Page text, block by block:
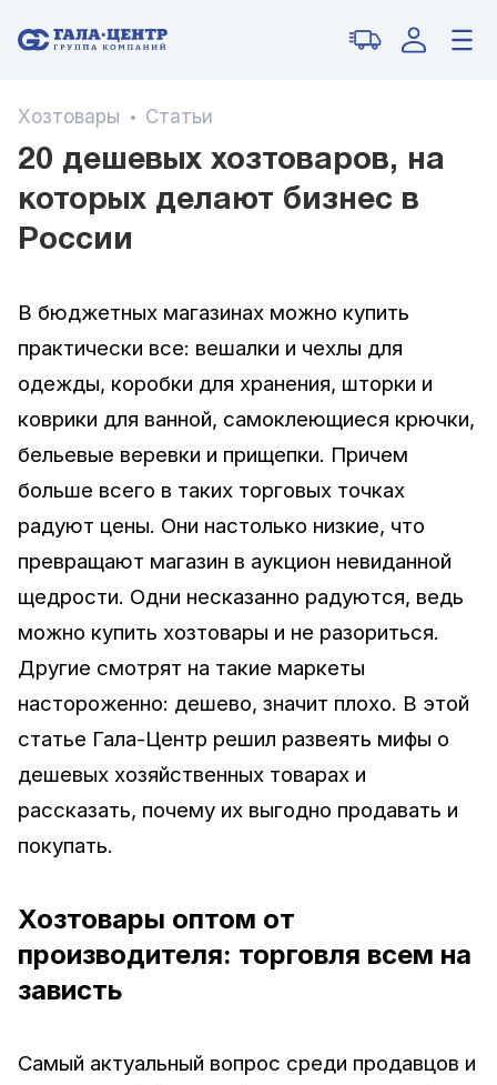
Хозтовары Статьи
20 дешевых хозтоваров, на
которых делают бизнес в
России
В бюджетных магазинах можно купить
практически все: вешалки и чехлы для
одежды, коробки для хранения, шторки и
коврики для ванной, самоклеющиеся крючки,
бельевые веревки и прищепки. Причем
больше всего в таких торговых точках
радуют цены. Они настолько низкие, что
превращают магазин в аукцион невиданной
щедрости. Одни несказанно радуются, ведь
можно купить хозтовары и не разориться.
Другие смотрят на такие маркеты
настороженно: дешево, значит плохо. В этой
статье Гала-Центр решил развеять мифы о
дешевых хозяйственных товарах и
рассказать, почему их выгодно продавать и
покупать.
Хозтовары оптом от
производителя: торговля всем на
зависть
Самый актуальный вопрос среди продавцов и